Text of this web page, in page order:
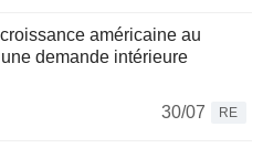
américaine au
demande intérieure
30/07
RE